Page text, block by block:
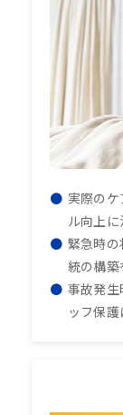
実際の
ル向上に
緊急時の
統の構築
事故発生
ッフ保護